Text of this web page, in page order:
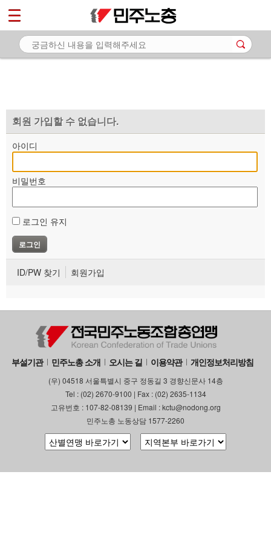
회원 가입할 수 없습니다.
아이디
비밀번호
로그인 유지
ID/PW 찾기 회원가입
부설기관 민주노총 소개 오시는 길 이용약관 개인정보처리방침
(우) 04518 서울특별시 중구 정동길 3 경향신문사 14층
Tel : (02) 2670-9100 | Fax : (02) 2635-1134
고유번호 : 107-82-08139 | Email : kctu@nodong.org
민주노총 노동상담 1577-2260
마이페이지
소개
자료
부설기관